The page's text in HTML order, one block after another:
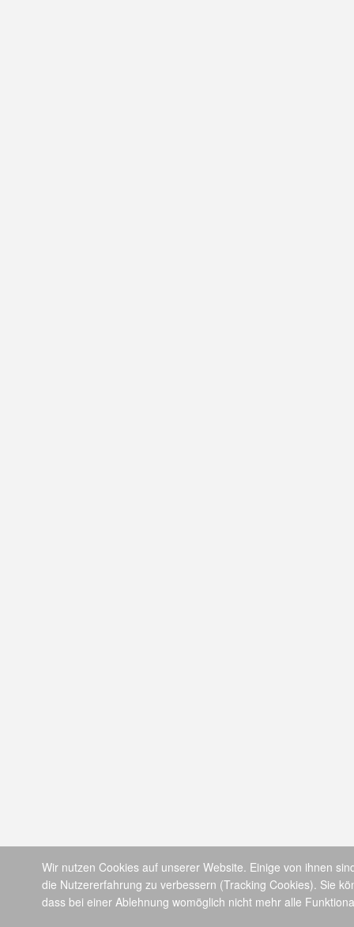
Wir nutzen Cookies auf unserer Website. Einige von ihnen
die Nutzererfahrung zu verbessern (Tracking Cookies). Sie
dass bei einer Ablehnung womöglich nicht mehr alle